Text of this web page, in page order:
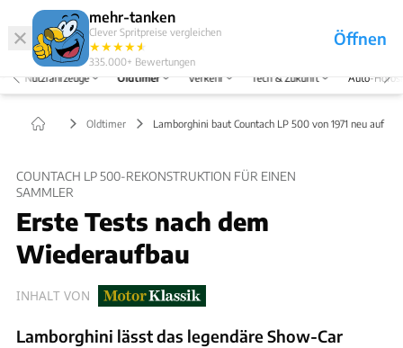
mehr-tanken
Clever Spritpreise vergleichen
★★★★★
★
335.000+ Bewertungen
Öffnen
Abo
Menü
Nutzfahrzeuge Oldtimer Verkehr Tech & Zukunft Auto-
Oldtimer Lamborghini baut Countach LP 500 von 1971 neu auf
COUNTACH LP 500-REKONSTRUKTION FÜR EINEN
SAMMLER
Erste Tests nach dem
Wiederaufbau
INHALT VON
Lamborghini lässt das legendäre Show-Car